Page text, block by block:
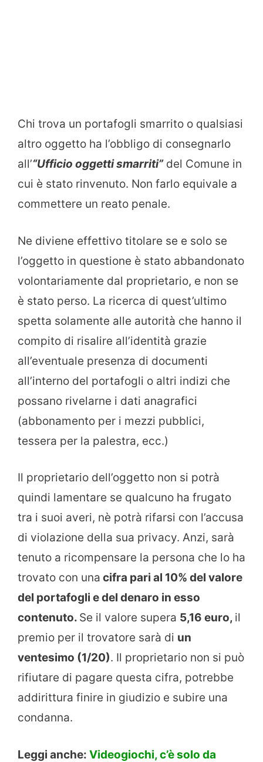
Chi trova un portafogli smarrito o qualsiasi
altro oggetto ha l’obbligo di consegnarlo
all’“Ufficio oggetti smarriti” del Comune in
cui è stato rinvenuto. Non farlo equivale a
commettere un reato penale.
Ne diviene effettivo titolare se e solo se
l’oggetto in questione è stato abbandonato
volontariamente dal proprietario, e non se
è stato perso. La ricerca di quest’ultimo
spetta solamente alle autorità che hanno il
compito di risalire all’identità grazie
all’eventuale presenza di documenti
all’interno del portafogli o altri indizi che
possano rivelarne i dati anagrafici
(abbonamento per i mezzi pubblici,
tessera per la palestra, ecc.)
Il proprietario dell’oggetto non si potrà
quindi lamentare se qualcuno ha frugato
tra i suoi averi, nè potrà rifarsi con l’accusa
di violazione della sua privacy. Anzi, sarà
tenuto a ricompensare la persona che lo ha
trovato con una cifra pari al 10% del valore
del portafogli e del denaro in esso
contenuto. Se il valore supera 5,16 euro, il
premio per il trovatore sarà di un
ventesimo (1/20). Il proprietario non si può
rifiutare di pagare questa cifra, potrebbe
addirittura finire in giudizio e subire una
condanna.
Leggi anche: Videogiochi, c’è solo da